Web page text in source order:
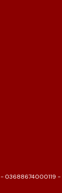
- 03688674000119